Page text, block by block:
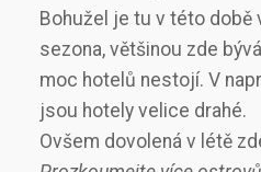
Bohužel je tu v této době
sezona, většinou zde
moc hotelů nestojí. V
jsou hotely velice drahé.
Ovšem dovolená v létě